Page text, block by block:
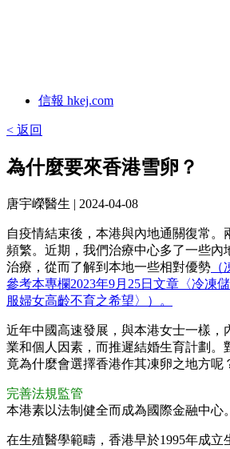
信報 hkej.com
< 返回
為什麼要來香港雪卵？
唐宇嶸醫生 | 2024-04-08
自疫情結束後，本港與內地通關復常。
頻繁。近期，我們治療中心多了一些內
治療，從而了解到本地一些相對優勢
參考本專欄2023年9月25日文章〈冷凍
服婦女高齡不育之希望〉）。
近年中國高速發展，與本港女士一樣，
業和個人因素，而推遲結婚生育計劃。
竟為什麼會選擇香港作其凍卵之地方呢
完善法規監管
本港素以法制健全而成為國際金融中心。
在生殖醫學範疇，香港早於1995年成立